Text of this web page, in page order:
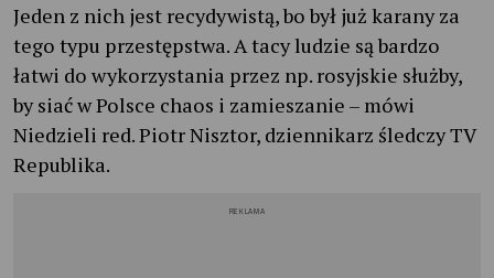
Jeden z nich jest recydywistą, bo był już karany za
tego typu przestępstwa. A tacy ludzie są bardzo
łatwi do wykorzystania przez np. rosyjskie służby,
by siać w Polsce chaos i zamieszanie – mówi
Niedzieli red. Piotr Nisztor, dziennikarz śledczy TV
Republika.
REKLAMA